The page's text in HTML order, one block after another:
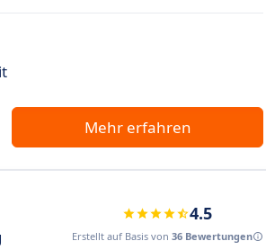
Mehr erfahren
4.5
Erstellt auf Basis von 36 Bewertungen